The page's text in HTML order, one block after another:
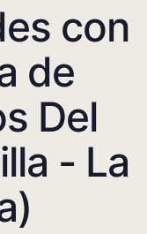
con
de
Del
- La